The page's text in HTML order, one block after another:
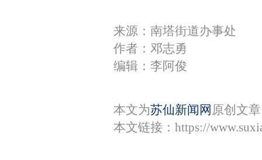
来源：南塔街道办事处
作者：邓志勇
编辑：李阿俊
本文为苏仙新闻网 原创文
本文链接： https://